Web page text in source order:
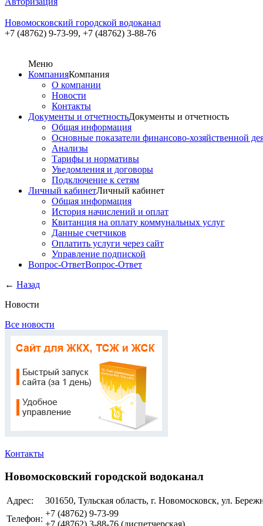
Новомосковский городской водоканал
+7 (48762) 9-73-99, +7 (48762) 3-88-76
Меню
КомпанияКомпания
О компании
Новости
Контакты
Документы и отчетностьДокументы и отчетность
Общая информация
Основные показатели финансово-хозяйственной
Анализы
Тарифы и нормативы
Уведомления и договоры
Подключение к сетям
Личный кабинетЛичный кабинет
Общая информация
История начислений и оплат
Квитанция на оплату коммунальных услуг
Данные счетчиков
Оплатить услуги через сайт
Управление подпиской
Вопрос-ОтветВопрос-Ответ
← Назад
Новости
Все новости
Контакты
Новомосковский городской водоканал
Адрес:
301650, Тульская область, г. Новомосковск, ул.
Телефон:
+7 (48762) 9-73-99